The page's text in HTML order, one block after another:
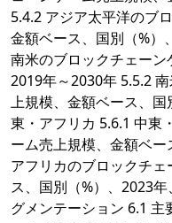
5.4.2 アジア太平洋のブ
金額ベース、国別（%）
南米のブロックチェーン
2019年～2030年 5.5.2
上規模、金額ベース、
東・アフリカ 5.6.1 中東
ーム売上規模、金額ベー
アフリカのブロックチ
ス、国別（%）、2023
グメンテーション 6.1